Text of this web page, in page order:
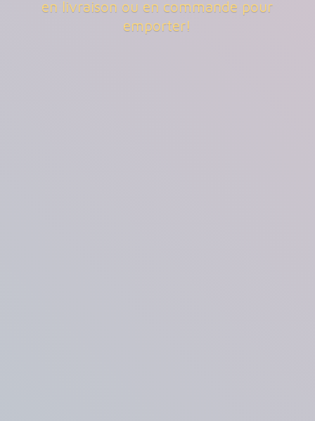
en livraison ou en commande pour
emporter!